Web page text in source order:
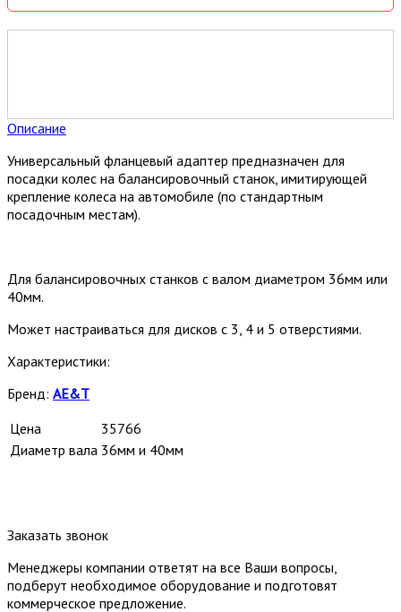
Описание
Универсальный фланцевый адаптер предназначен для
посадки колес на балансировочный станок, имитирующей
крепление колеса на автомобиле (по стандартным
посадочным местам).
Для балансировочных станков с валом диаметром 36мм или
40мм.
Может настраиваться для дисков с 3, 4 и 5 отверстиями.
Характеристики:
Бренд: AE&T
Цена
35766
Диаметр вала 36мм и 40мм
Заказать звонок
Менеджеры компании ответят на все Ваши вопросы,
подберут необходимое оборудование и подготовят
коммерческое предложение.